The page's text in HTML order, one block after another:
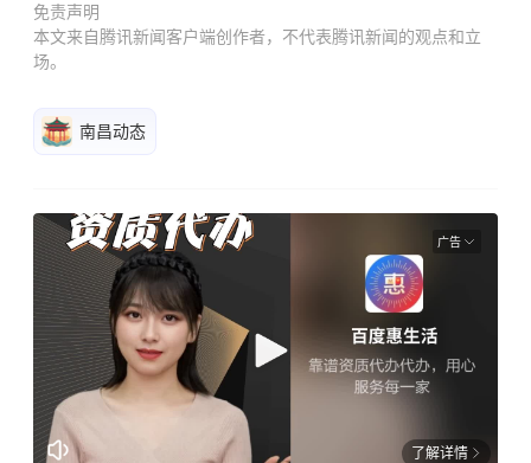
免责声明
本文来自腾讯新闻客户端创作者，不代表腾讯新闻的观点和立
场。
南昌动态
广告
了解详情